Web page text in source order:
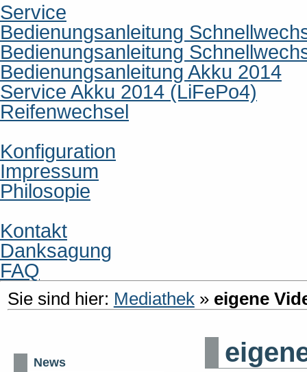
Service
Bedienungsanleitung
Bedienungsanleitung
Bedienungsanleitung Akku 2014
Service Akku 2014 (LiFePo4)
Reifenwechsel
Konfiguration
Impressum
Philosopie
Kontakt
Danksagung
FAQ
Sie sind hier: Mediathek» eigene
News